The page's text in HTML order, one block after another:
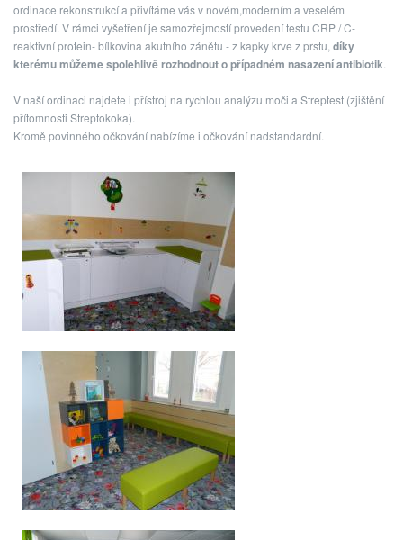
ordinace rekonstrukcí a přivítáme vás v novém,moderním a veselém
prostředí. V rámci vyšetření je samozřejmostí provedení testu CRP / C-
reaktivní protein- bílkovina akutního zánětu - z kapky krve z prstu, díky
kterému můžeme spolehlivě rozhodnout o případném nasazení antibiotik.
V naší ordinaci najdete i přístroj na rychlou analýzu moči a Streptest (zjištění
přítomnosti Streptokoka).
Kromě povinného očkování nabízíme i očkování nadstandardní.